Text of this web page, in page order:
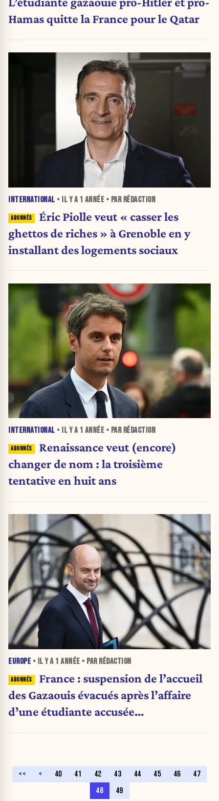
Hamas quitte la France pour le Qatar
INTERNATIONAL • IL Y A 1 ANNÉE • PAR RÉDACTION
Éric Piolle veut « casser les
ghettos de riches » à Grenoble en y
installant des logements sociaux
INTERNATIONAL • IL Y A 1 ANNÉE • PAR RÉDACTION
Renaissance veut (encore)
changer de nom : la troisième
tentative en huit ans
EUROPE • IL Y A 1 ANNÉE • PAR RÉDACTION
France : suspension de l’accueil
des Gazaouis évacués après l’affaire
d’une étudiante accusée
<< < 40 41 42 43 44 45 46
47
48
49